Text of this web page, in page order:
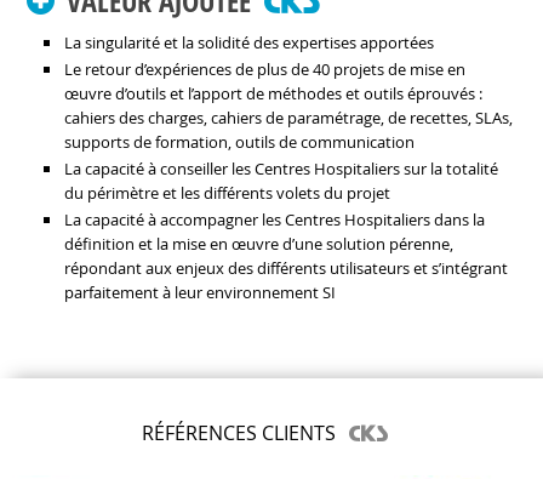
La singularité et la solidité des expertises apportées
Le retour d’expériences de plus de 40 projets de mise en
œuvre d’outils et l’apport de méthodes et outils éprouvés :
cahiers des charges, cahiers de paramétrage, de recettes, SLAs,
supports de formation, outils de communication
La capacité à conseiller les Centres Hospitaliers sur la totalité
du périmètre et les différents volets du projet
La capacité à accompagner les Centres Hospitaliers dans la
définition et la mise en œuvre d’une solution pérenne,
répondant aux enjeux des différents utilisateurs et s’intégrant
parfaitement à leur environnement SI
RÉFÉRENCES CLIENTS